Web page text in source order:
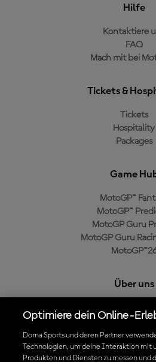
Hilfe
Kontaktiere
FAQ
Mach mit bei
Tickets &
Tickets
Hospitality
Packages
Game
MotoGP™
MotoGP™
MotoGP Guru
MotoGP Guru
Über uns
Cookie-
Optimiere dein Online-
Dorna Sports und deren Partner
Technologien, um deine Interaktion mit
Produkten und Diensten zu messen und